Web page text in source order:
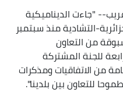
"جاءت الديناميكية
التشادية منذ سبتمبر
من التعاون
للجنة المشتركة
من الاتفاقيات ومذكرات
للتعاون بين بلدينا".